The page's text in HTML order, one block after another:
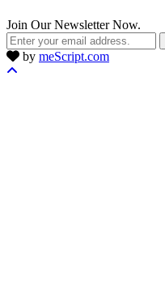
Join Our Newsletter Now.
by meScript.com